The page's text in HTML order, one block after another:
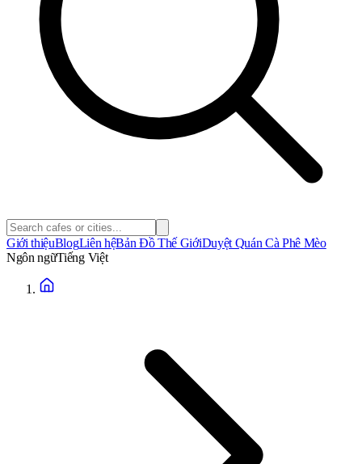
Giới thiệuBlogLiên hệBản Đồ Thế GiớiDuyệt Quán Cà Phê Mèo
Ngôn ngữTiếng Việt